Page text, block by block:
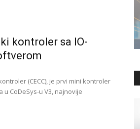
kontroler sa IO-
(CECC), je prvi mini kontroler
CoDeSys-u V3, najnovije